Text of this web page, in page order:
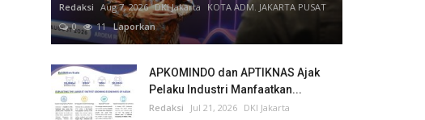
Redaksi Aug 7, 2026 DKI Jakarta
KOTA ADM. JAKARTA PUSAT
0
11Laporkan
APKOMINDO dan APTIKNAS Ajak
Pelaku Industri Manfaatkan...
Redaksi Jul 21, 2026 DKI Jakarta